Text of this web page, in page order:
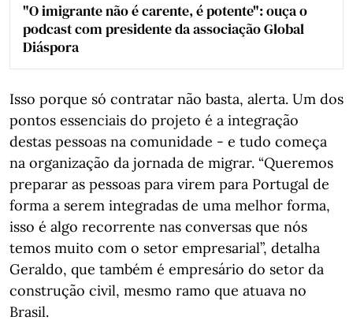
"O imigrante não é carente, é potente": ouça o
podcast com presidente da associação Global
Diáspora
Isso porque só contratar não basta, alerta. Um dos
pontos essenciais do projeto é a integração
destas pessoas na comunidade - e tudo começa
na organização da jornada de migrar. “Queremos
preparar as pessoas para virem para Portugal de
forma a serem integradas de uma melhor forma,
isso é algo recorrente nas conversas que nós
temos muito com o setor empresarial”, detalha
Geraldo, que também é empresário do setor da
construção civil, mesmo ramo que atuava no
Brasil.